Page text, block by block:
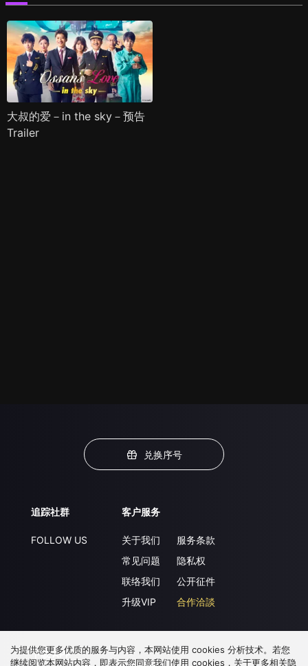
大叔的爱－in the sky－预告
Trailer
兑换序号
追踪社群
FOLLOW US
客户服务
关于我们
常见问题
联络我们
升级VIP
服务条款
隐私权
公开征件
合作洽談
下载 APP
为提供您更多优质的服务与内容，本网站使用 cookies 分析技术。若您
继续阅览本网站内容，即表示您同意我们使用 cookies，关于更多相关隐